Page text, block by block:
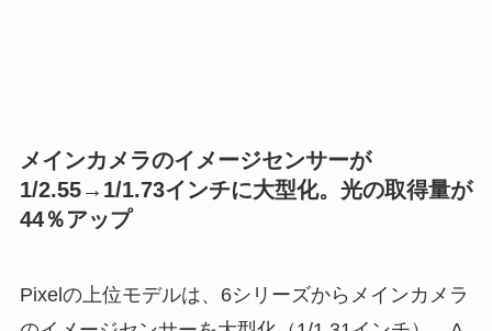
メインカメラのイメージセンサーが
1/2.55→1/1.73インチに大型化。光の取得量が
44％アップ
Pixelの上位モデルは、6シリーズからメインカメラ